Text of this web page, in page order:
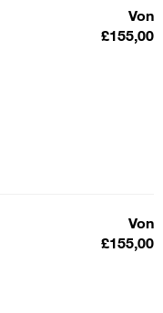
Von
£155,00
Von
£155,00